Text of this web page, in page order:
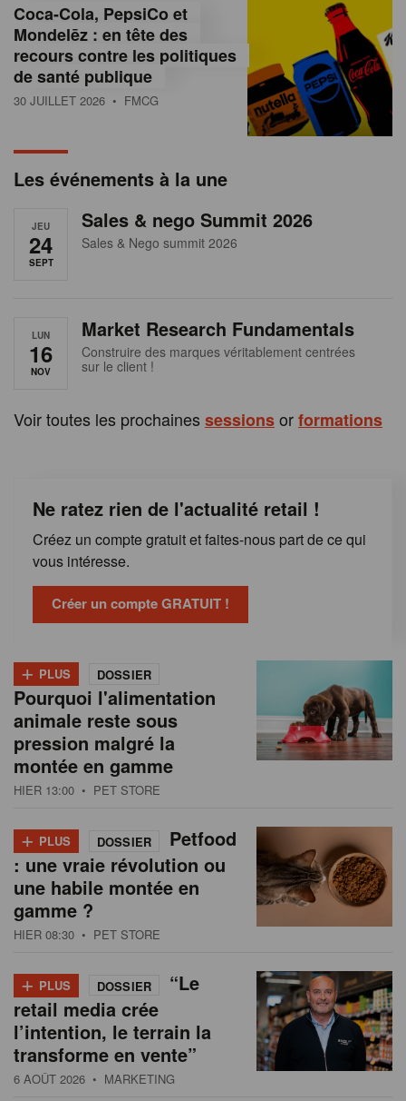
e
e
a
Coca-Cola, PepsiCo et
Mondelēz : en tête des
recours contre les politiques
de santé publique
30 JUILLET 2026 • FMCG
Les événements à la une
JEU
24
SEPT
Sales & nego Summit 2026
Sales & Nego summit 2026
LUN
16
NOV
Market Research Fundamentals
Construire des marques véritablement centrées
sur le client !
Voir toutes les prochaines sessionsorformations
Ne ratez rien de l'actualité retail !
Créez un compte gratuit et faites-nous part de ce qui
vous intéresse.
Créer un compte GRATUIT !
+ PLUS DOSSIER
Pourquoi l'alimentation
animale reste sous
pression malgré la
montée en gamme
HIER 13:00 • PET STORE
+ PLUS DOSSIER
Petfood
: une vraie révolution ou
une habile montée en
gamme ?
HIER 08:30 • PET STORE
+ PLUS DOSSIER
“Le
retail media crée
l’intention, le terrain la
transforme en vente”
6 AOÛT 2026 • MARKETING